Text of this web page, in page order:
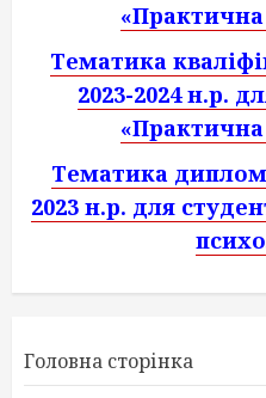
«Практична
Тематика
2023-2024 н.р.
«Практична
Тематика
2023 н.р. для
Головна сторінка